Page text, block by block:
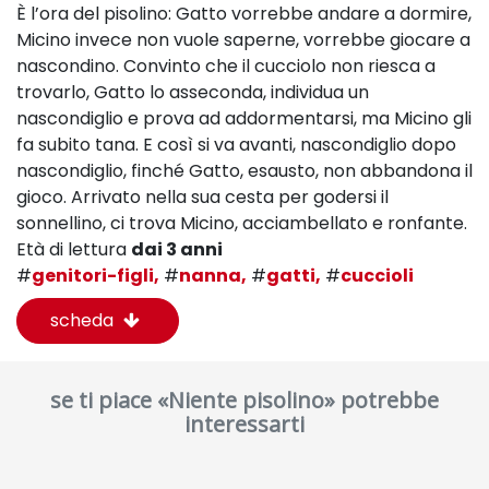
È l’ora del pisolino: Gatto vorrebbe andare a dormire,
Micino invece non vuole saperne, vorrebbe giocare a
nascondino. Convinto che il cucciolo non riesca a
trovarlo, Gatto lo asseconda, individua un
nascondiglio e prova ad addormentarsi, ma Micino gli
fa subito tana. E così si va avanti, nascondiglio dopo
nascondiglio, finché Gatto, esausto, non abbandona il
gioco. Arrivato nella sua cesta per godersi il
sonnellino, ci trova Micino, acciambellato e ronfante.
Età di lettura dai 3 anni
#genitori-figli, #nanna, #gatti, #cuccioli
scheda
se ti piace «Niente pisolino» potrebbe
interessarti